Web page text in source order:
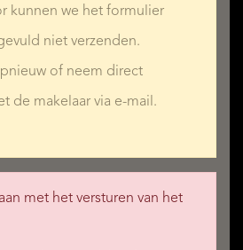
kunnen we het formulier
niet verzenden.
of neem direct
de makelaar via e-mail.
met het versturen van het